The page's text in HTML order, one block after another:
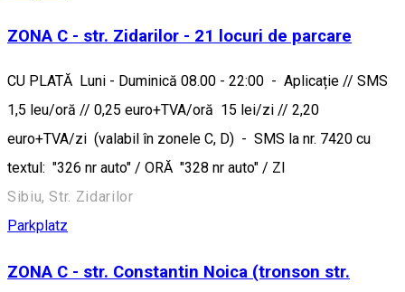
ZONA C - str. Zidarilor - 21 locuri de parcare
CU PLATĂ Luni - Duminică 08.00 - 22:00 - Aplicație // SMS
1,5 leu/oră // 0,25 euro+TVA/oră 15 lei/zi // 2,20
euro+TVA/zi (valabil în zonele C, D) - SMS la nr. 7420 cu
textul: "326 nr auto" / ORĂ "328 nr auto" / ZI
Sibiu, Str. Zidarilor
Parkplatz
ZONA C - str. Constantin Noica (tronson str.